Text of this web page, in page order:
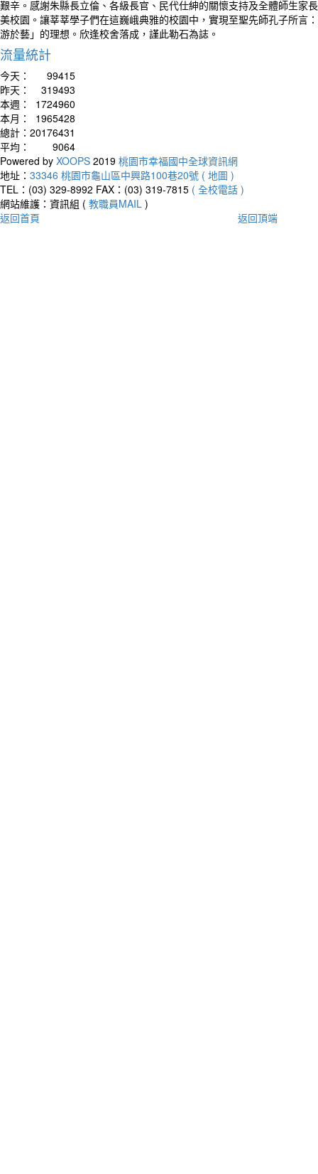
艱辛。感謝朱縣長立倫、各級長官、民代仕紳的關懷支持及全體師生家
美校園。讓莘莘學子們在這巍峨典雅的校園中，實現至聖先師孔子所言
游於藝」的理想。欣逢校舍落成，謹此勒石為誌。
流量統計
今天：
99415
昨天：
319493
本週：
1724960
本月：
1965428
總計： 20176431
平均：
9064
Powered by XOOPS 2019 桃園市幸福國中全球資訊網
地址： 33346 桃園市龜山區中興路100巷20號 ( 地圖 )
TEL：(03) 329-8992 FAX：(03) 319-7815 ( 全校電話 )
網站維護：資訊組 ( 教職員MAIL )
返回首頁
返回頂端